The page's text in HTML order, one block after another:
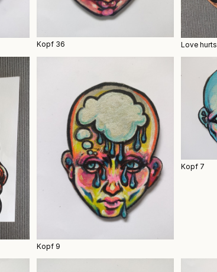
Kopf 36 Love hurts
Kopf 9
Kopf 7